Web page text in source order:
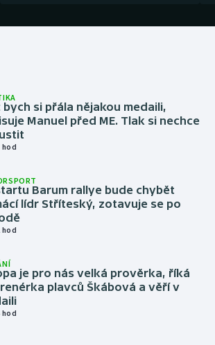
bych si přála nějakou medaili,
Manuel před ME. Tlak si nechce
hod
Barum rallye bude chybět
lídr Stříteský, zotavuje se po
hod
je pro nás velká prověrka, říká
plavců Škábová a věří v
hod